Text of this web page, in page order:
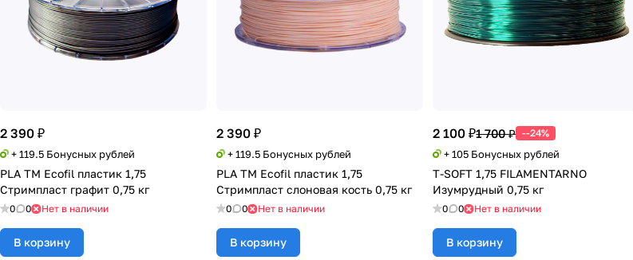
2 390 ₽
+ 119.5 Бонусных рублей
PLA TM Ecofil пластик 1,75
Стримпласт графит 0,75 кг
0 0 Нет в наличии
В корзину
2 390 ₽
+ 119.5 Бонусных рублей
PLA TM Ecofil пластик 1,75
Стримпласт слоновая кость 0,75 кг
0 0 Нет в наличии
В корзину
2 100 ₽1 700 ₽ --24%
+ 105 Бонусных рублей
T-SOFT 1,75 FILAMENTARNO
Изумрудный 0,75 кг
0 0 Нет в наличии
В корзину